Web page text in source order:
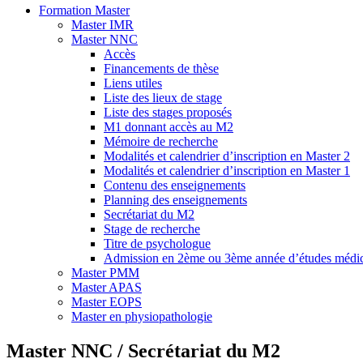
Formation Master
Master IMR
Master NNC
Accès
Financements de thèse
Liens utiles
Liste des lieux de stage
Liste des stages proposés
M1 donnant accès au M2
Mémoire de recherche
Modalités et calendrier d’inscription en Master 2
Modalités et calendrier d’inscription en Master 1
Contenu des enseignements
Planning des enseignements
Secrétariat du M2
Stage de recherche
Titre de psychologue
Admission en 2ème ou 3ème année d’études
Master PMM
Master APAS
Master EOPS
Master en physiopathologie
Master NNC / Secrétariat du M2